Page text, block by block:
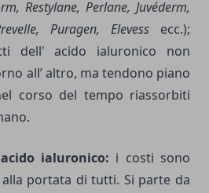
Restylane, Perlane, Juvéderm,
Puragen, Elevess ecc.);
dell' acido ialuronico non
all’ altro, ma tendono piano
corso del tempo riassorbiti
ialuronico: i costi sono
portata di tutti. Si parte da